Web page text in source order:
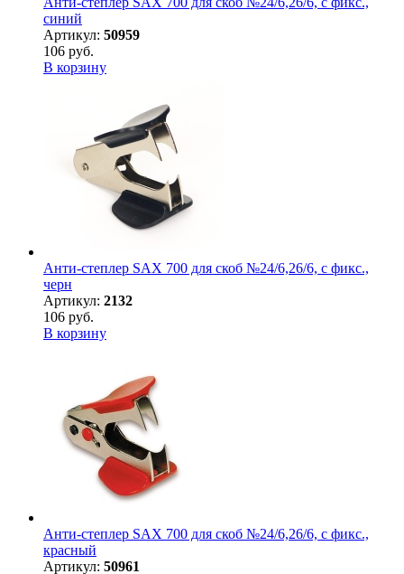
синий
Артикул: 50959
106 руб.
В корзину
Анти-степлер SAX 700 для скоб №24/6,26/6, с фикс.,
черн
Артикул: 2132
106 руб.
В корзину
Анти-степлер SAX 700 для скоб №24/6,26/6, с фикс.,
красный
Артикул: 50961